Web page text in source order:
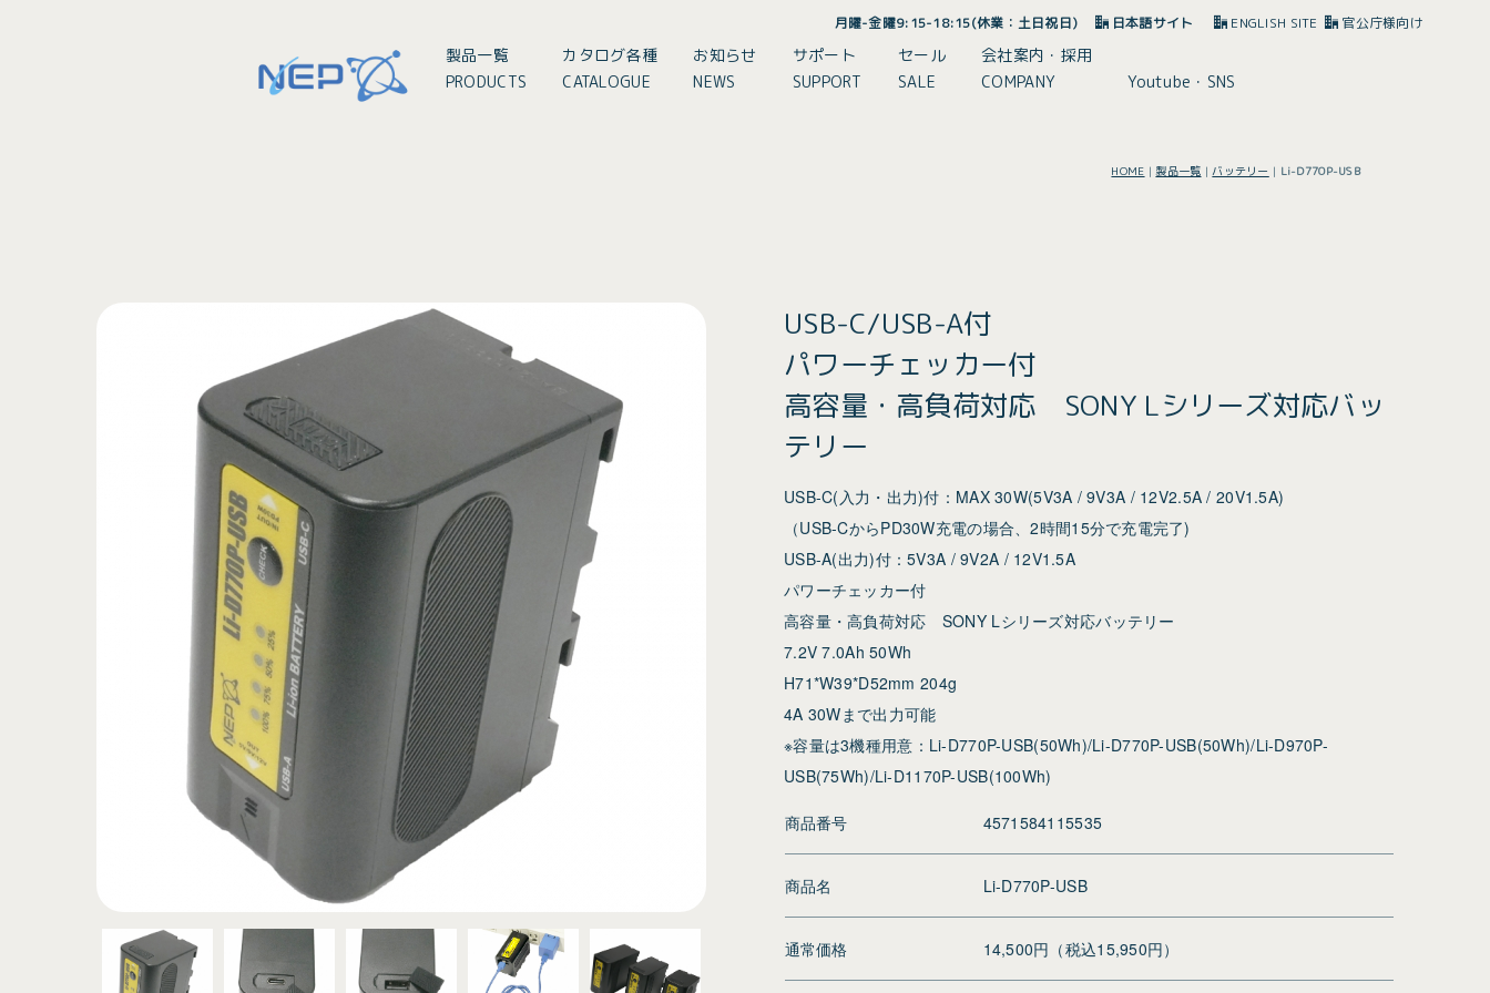
月曜-金曜9:15-18:15(休業：土日祝日) 日本語サイト ENGLISH SITE 官公庁様向け
製品一覧
PRODUCTS
カタログ各種
CATALOGUE
お知らせ
NEWS
サポート
SUPPORT
セール
SALE
会社案内・採用
COMPANY
Youtube・SNS
HOME |製品一覧 |バッテリー | Li-D770P-USB
USB-C/USB-A付
パワーチェッカー付
高容量・高負荷対応 SONY Lシリーズ対応バッ
テリー
USB-C(入力・出力)付：MAX 30W(5V3A / 9V3A / 12V2.5A / 20V1.5A)
（USB-CからPD30W充電の場合、2時間15分で充電完了)
USB-A(出力)付：5V3A / 9V2A / 12V1.5A
パワーチェッカー付
高容量・高負荷対応 SONY Lシリーズ対応バッテリー
7.2V 7.0Ah 50Wh
H71*W39*D52mm 204g
4A 30Wまで出力可能
※容量は3機種用意：Li-D770P-USB(50Wh)/Li-D770P-USB(50Wh)/Li-D970P-
USB(75Wh)/Li-D1170P-USB(100Wh)
商品番号 4571584115535
商品名 Li-D770P-USB
通常価格 14,500円（税込15,950円）